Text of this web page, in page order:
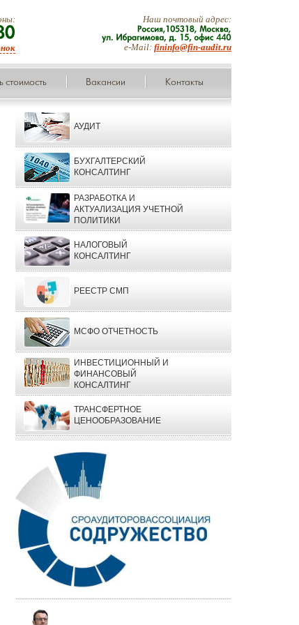
Наш почтовый адрес:
e-Mail: fininfo@fin-audit.ru
стоимость Вакансии Контакты
АУДИТ
БУХГАЛТЕРСКИЙ
КОНСАЛТИНГ
РАЗРАБОТКА И
АКТУАЛИЗАЦИЯ УЧЕТНОЙ
ПОЛИТИКИ
НАЛОГОВЫЙ
КОНСАЛТИНГ
РЕЕСТР СМП
МСФО ОТЧЕТНОСТЬ
ИНВЕСТИЦИОННЫЙ И
ФИНАНСОВЫЙ
КОНСАЛТИНГ
ТРАНСФЕРТНОЕ
ЦЕНООБРАЗОВАНИЕ